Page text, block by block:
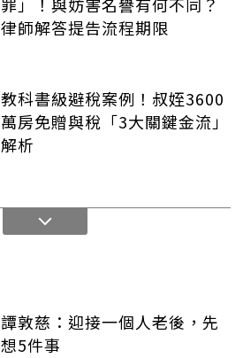
律師解答提告流程期限
教科書級避稅案例！叔姪3600
萬房免贈與稅「3大關鍵金流」
解析
譚敦慈：迎接一個人老後，先
想5件事